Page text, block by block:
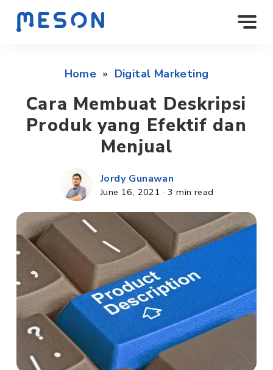
Home » Digital Marketing
Cara Membuat Deskripsi
Produk yang Efektif dan
Menjual
Jordy Gunawan
June 16, 2021 · 3 min read